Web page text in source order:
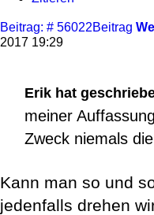
Beitrag: # 56022Beitrag
2017 19:29
Erik hat
meiner
Zweck niemals
Kann man so und
jedenfalls drehen